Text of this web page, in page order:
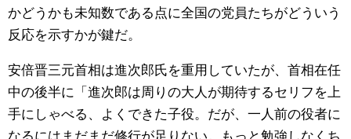
かどうかも未知数である点に全国の党員たちがどういう
反応を示すかが鍵だ。
安倍晋三元首相は進次郎氏を重用していたが、首相在任
中の後半に「進次郎は周りの大人が期待するセリフを上
手にしゃべる、よくできた子役。だが、一人前の役者に
なるにはまだまだ修行が足りない。もっと勉強しなくち